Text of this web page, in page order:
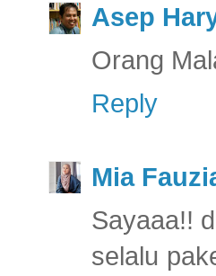
Asep
Orang
Reply
Mia
Sayaaa!!
selalu